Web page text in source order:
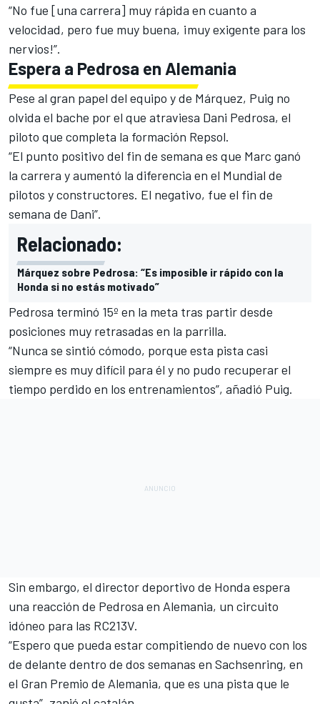
“No fue [una carrera] muy rápida en cuanto a
velocidad, pero fue muy buena, ¡muy exigente para los
nervios!”.
Espera a Pedrosa en Alemania
Pese al gran papel del equipo y de Márquez, Puig no
olvida el bache por el que atraviesa Dani Pedrosa, el
piloto que completa la formación Repsol.
“El punto positivo del fin de semana es que Marc ganó
la carrera y aumentó la diferencia en el Mundial de
pilotos y constructores. El negativo, fue el fin de
semana de Dani”.
Relacionado:
Márquez sobre Pedrosa: “Es imposible ir rápido con la
Honda si no estás motivado”
Pedrosa terminó 15º en la meta tras partir desde
posiciones muy retrasadas en la parrilla.
“Nunca se sintió cómodo, porque esta pista casi
siempre es muy difícil para él y no pudo recuperar el
tiempo perdido en los entrenamientos”, añadió Puig.
Sin embargo, el director deportivo de Honda espera
una reacción de Pedrosa en Alemania, un circuito
idóneo para las RC213V.
“Espero que pueda estar compitiendo de nuevo con los
de delante dentro de dos semanas en Sachsenring, en
el Gran Premio de Alemania, que es una pista que le